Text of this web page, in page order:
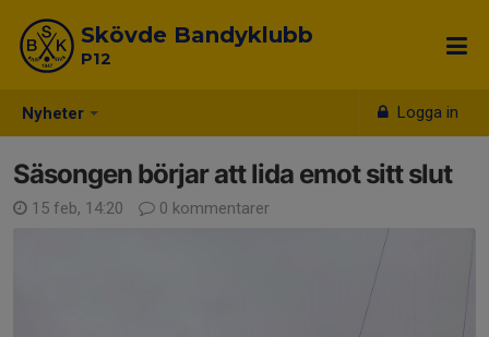
Nyheter Logga in
Skövde Bandyklubb
P12
Säsongen börjar att lida emot sitt slut
15 feb, 14:20 0 kommentarer